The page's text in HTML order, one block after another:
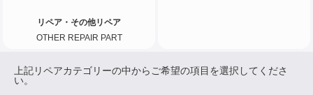
リペア・その他リペア
OTHER REPAIR PART
上記リペアカテゴリーの中からご希望の項目を選択してくださ
い。